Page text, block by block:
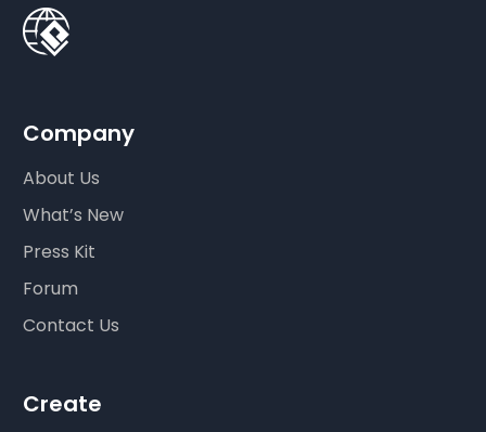
Company
About Us
What’s New
Press Kit
Forum
Contact Us
Create